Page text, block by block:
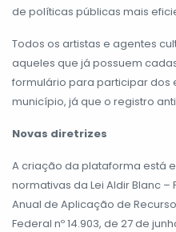
de políticas públicas mais
Todos os artistas e agentes
aqueles que já possuem
formulário para participar dos
município, já que o registro
Novas diretrizes
A criação da plataforma está
normativas da Lei Aldir Blanc –
Anual de Aplicação de
Federal nº 14.903, de 27 de